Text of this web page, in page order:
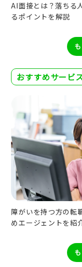
AI面接とは？落ちる
るポイントを解説
おすすめサービ
障がいを持つ方の転
めエージェントを紹介